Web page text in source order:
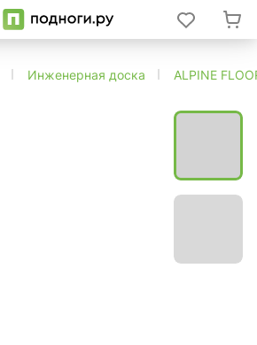
Инженерная доска ALPINE